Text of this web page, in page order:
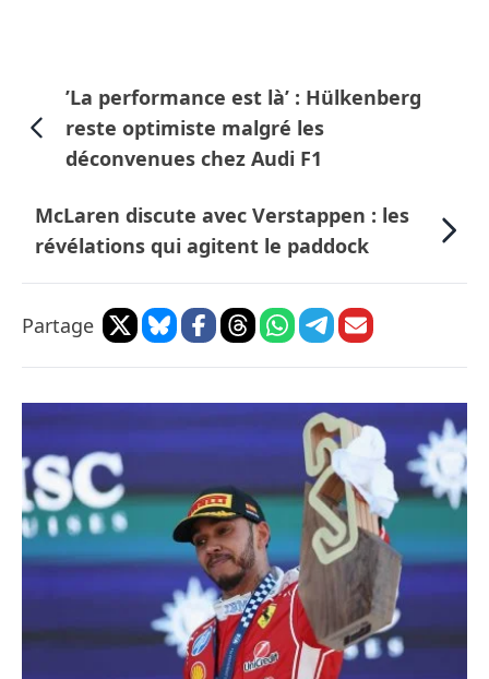
’La performance est là’ : Hülkenberg
reste optimiste malgré les
déconvenues chez Audi F1
McLaren discute avec Verstappen : les
révélations qui agitent le paddock
Partage